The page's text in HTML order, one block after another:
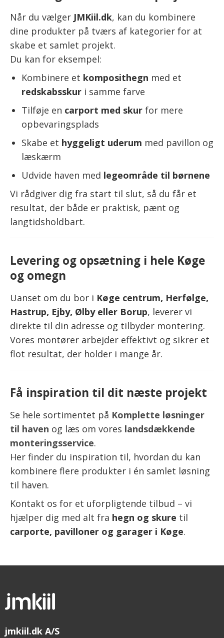
Når du vælger JMKiil.dk, kan du kombinere
dine produkter på tværs af kategorier for at
skabe et samlet projekt.
Du kan for eksempel:
Kombinere et komposithegn med et
redskabsskuri samme farve
Tilføje en carport med skurfor mere
opbevaringsplads
Skabe et hyggeligt uderum med pavillon og
læskærm
Udvide haven med legeområde til børnene
Vi rådgiver dig fra start til slut, så du får et
resultat, der både er praktisk, pænt og
langtidsholdbart.
Levering og opsætning i hele Køge
og omegn
Uanset om du bor i Køge centrum, Herfølge,
Hastrup, Ejby, Ølby eller Borup, leverer vi
direkte til din adresse og tilbyder montering.
Vores montører arbejder effektivt og sikrer et
flot resultat, der holder i mange år.
Få inspiration til dit næste projekt
Se hele sortimentet på Komplette løsninger
til haven og læs om vores landsdækkende
monteringsservice.
Her finder du inspiration til, hvordan du kan
kombinere flere produkter i én samlet løsning
til haven.
Kontakt os for et uforpligtende tilbud – vi
hjælper dig med alt fra hegn og skure til
carporte, pavilloner og garager i Køge.
jmkiil.dk A/S